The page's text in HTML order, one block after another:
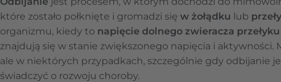
które zostało połknięte i gromadzi się w żołądku lub
organizmu, kiedy to napięcie dolnego zwieracza przełyku
znajdują się w stanie zwiększonego napięcia i aktywności.
ale w niektórych przypadkach, szczególnie gdy odbijanie
świadczyć o rozwoju choroby.